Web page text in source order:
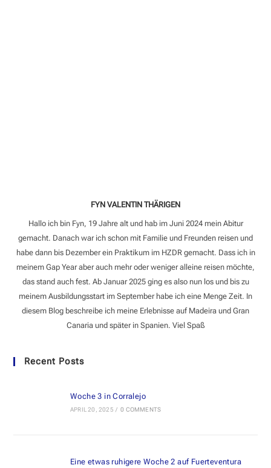
FYN VALENTIN THÄRIGEN
Hallo ich bin Fyn, 19 Jahre alt und hab im Juni 2024 mein Abitur
gemacht. Danach war ich schon mit Familie und Freunden reisen und
habe dann bis Dezember ein Praktikum im HZDR gemacht. Dass ich in
meinem Gap Year aber auch mehr oder weniger alleine reisen möchte,
das stand auch fest. Ab Januar 2025 ging es also nun los und bis zu
meinem Ausbildungsstart im September habe ich eine Menge Zeit. In
diesem Blog beschreibe ich meine Erlebnisse auf Madeira und Gran
Canaria und später in Spanien. Viel Spaß
Recent Posts
Woche 3 in Corralejo
APRIL 20, 2025 / 0 COMMENTS
Eine etwas ruhigere Woche 2 auf Fuerteventura